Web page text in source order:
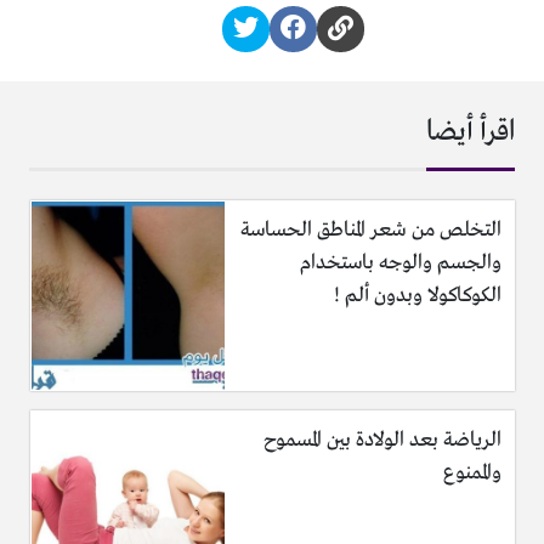
اقرأ أيضا
التخلص من شعر المناطق الحساسة
والجسم والوجه باستخدام
الكوكاكولا وبدون ألم !
الرياضة بعد الولادة بين المسموح
والممنوع